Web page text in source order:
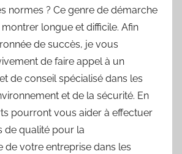
normes ? Ce genre de démarche
longue et difficile. Afin
de succès, je vous
de faire appel à un
de conseil spécialisé dans les
et de la sécurité. En
pourront vous aider à effectuer
de qualité pour la
de votre entreprise dans les